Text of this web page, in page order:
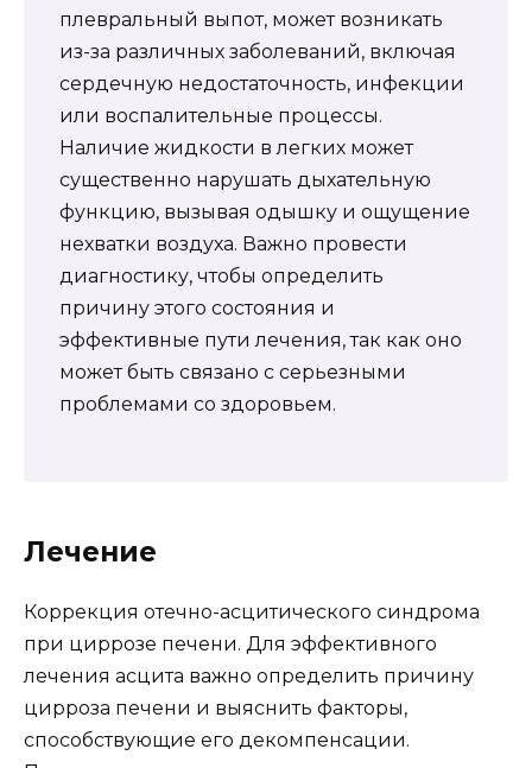
плевральный выпот, может возникать
из-за различных заболеваний, включая
сердечную недостаточность, инфекции
или воспалительные процессы.
Наличие жидкости в легких может
существенно нарушать дыхательную
функцию, вызывая одышку и ощущение
нехватки воздуха. Важно провести
диагностику, чтобы определить
причину этого состояния и
эффективные пути лечения, так как оно
может быть связано с серьезными
проблемами со здоровьем.
Лечение
Коррекция отечно-асцитического синдрома
при циррозе печени. Для эффективного
лечения асцита важно определить причину
цирроза печени и выяснить факторы,
способствующие его декомпенсации.